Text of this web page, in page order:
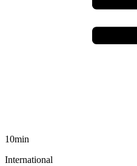
10min
International